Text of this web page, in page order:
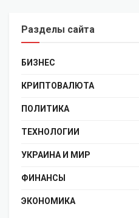
Разделы сайта
БИЗНЕС
КРИПТОВАЛЮТА
ПОЛИТИКА
ТЕХНОЛОГИИ
УКРАИНА И МИР
ФИНАНСЫ
ЭКОНОМИКА